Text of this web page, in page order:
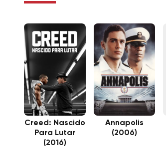
Creed: Nascido
Para Lutar
(2016)
Annapolis
(2006)